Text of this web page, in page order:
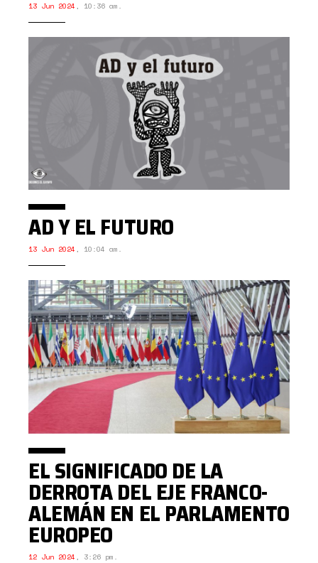
13 Jun 2024 , 10:36 am.
AD Y EL FUTURO
13 Jun 2024 , 10:04 am.
EL SIGNIFICADO DE LA
DERROTA DEL EJE FRANCO-
ALEMÁN EN EL PARLAMENTO
EUROPEO
12 Jun 2024 , 3:26 pm.